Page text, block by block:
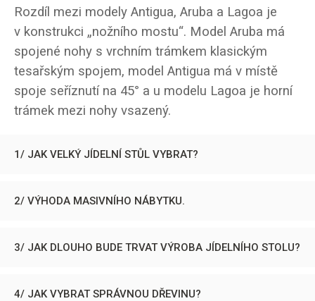
Rozdíl mezi modely Antigua, Aruba a Lagoa je
v konstrukci „nožního mostu“. Model Aruba má
spojené nohy s vrchním trámkem klasickým
tesařským spojem, model Antigua má v místě
spoje seříznutí na 45° a u modelu Lagoa je horní
trámek mezi nohy vsazený.
1/ JAK VELKÝ JÍDELNÍ STŮL VYBRAT?
2/ VÝHODA MASIVNÍHO NÁBYTKU.
3/ JAK DLOUHO BUDE TRVAT VÝROBA JÍDELNÍHO STOLU?
4/ JAK VYBRAT SPRÁVNOU DŘEVINU?